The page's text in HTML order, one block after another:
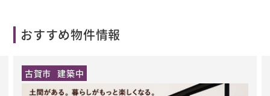
おすすめ物件情報
古賀市 建築中